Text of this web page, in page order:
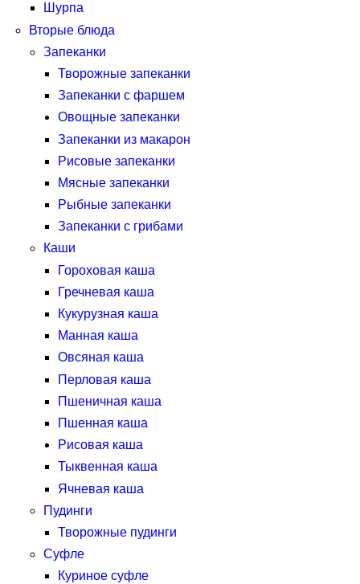
Шурпа
Вторые блюда
Запеканки
Творожные запеканки
Запеканки с фаршем
Овощные запеканки
Запеканки из макарон
Рисовые запеканки
Мясные запеканки
Рыбные запеканки
Запеканки с грибами
Каши
Гороховая каша
Гречневая каша
Кукурузная каша
Манная каша
Овсяная каша
Перловая каша
Пшеничная каша
Пшенная каша
Рисовая каша
Тыквенная каша
Ячневая каша
Пудинги
Творожные пудинги
Суфле
Куриное суфле